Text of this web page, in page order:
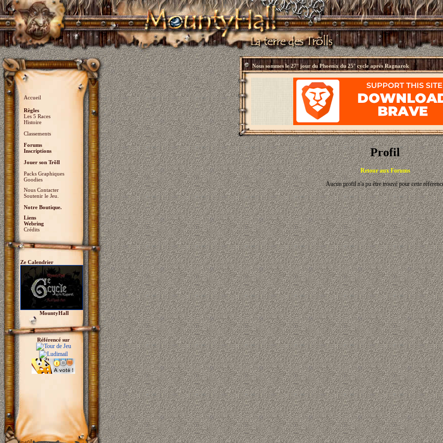
Accueil
Règles
Les 5 Races
Histoire
Classements
Forums
Inscriptions
Jouer son Trõll
Packs Graphiques
Goodies
Nous Contacter
Soutenir le Jeu.
Notre Boutique.
Liens
Webring
Crédits
Ze Calendrier
MountyHall
Référencé sur
Nous sommes le27° jour du Phoenix du 25° cycle après Ragnarok
Profil
Retour aux Forums
Aucun profil n'a pu être trouvé pour cette